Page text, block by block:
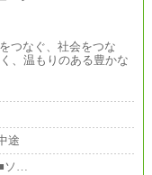
つなぐ、社会をつな
、温もりのある豊かな
途
ソ…